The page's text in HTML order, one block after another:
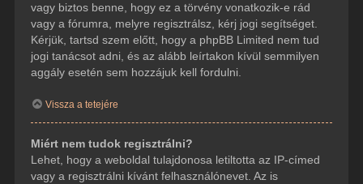
vagy biztos benne, hogy ez a törvény vonatkozik-e rád
vagy a fórumra, melyre regisztrálsz, kérj jogi segítséget.
Kérjük, tartsd szem előtt, hogy a phpBB Limited nem tud
jogi tanácsot adni, és az alább leírtakon kívül semmilyen
aggály esetén sem hozzájuk kell fordulni.
Vissza a tetejére
Miért nem tudok regisztrálni?
Lehet, hogy a weboldal tulajdonosa letiltotta az IP-címed
vagy a regisztrálni kívánt felhasználónevet. Az is